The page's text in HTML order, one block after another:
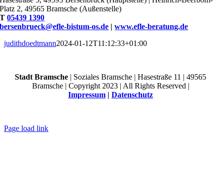
Platz 2, 49565 Bramsche (Außenstelle)
T05439 1390
bersenbrueck@efle-bistum-os.de |www.efle-beratung.de
judithdoedtmann2024-01-12T11:12:33+01:00
Stadt Bramsche | Soziales Bramsche | Hasestraße 11 | 49565
Bramsche | Copyright 2023 | All Rights Reserved |
Impressum | Datenschutz
Page load link